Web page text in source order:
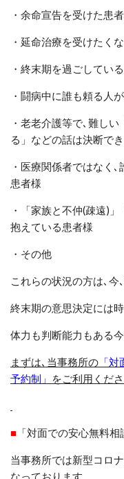
・余命宣告を受けた患
・延命治療を受けたく
・終末期を過ごしてい
・闘病中に誰も頼る人
・老老介護等で､難し
る」などの話は決断で
・医療関係者ではなく
患者様
・「家族と不仲(疎遠)
抱えている患者様
・その他
これらの状況の方は､今
終末期の意思決定には
体力も判断能力もある
まずは､ 当事務所の 「対
予約制 」 をご利用くださ
■ 「対面での安心無料
当事務所では新型コロ
なっております